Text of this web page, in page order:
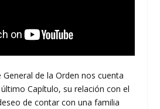
General de la Orden nos cuenta
Capítulo, su relación con el
de contar con una familia